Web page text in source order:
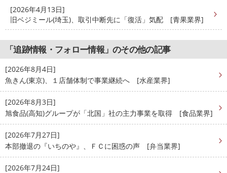
[2026年4月13日]
旧ベジミール(埼玉)、取引中断先に「復活」気配 [青果業界]
「追跡情報・フォロー情報」のその他の記事
[2026年8月4日]
魚きん(東京)、１店舗体制で事業継続へ [水産業界]
[2026年8月3日]
旭食品(高知)グループが「北国」社の主力事業を取得 [食品業界]
[2026年7月27日]
本部撤退の『いちのや』、ＦＣに困惑の声 [弁当業界]
[2026年7月24日]